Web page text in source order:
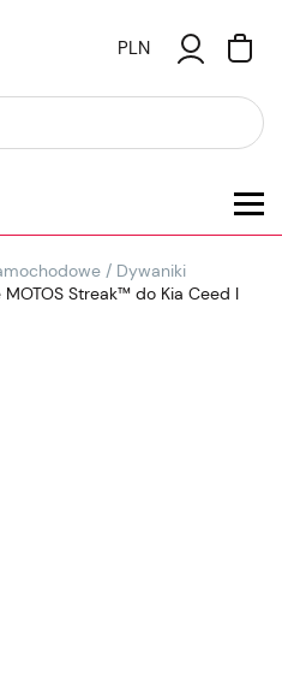
PLN
/ Dywaniki
Streak™ do Kia Ceed I